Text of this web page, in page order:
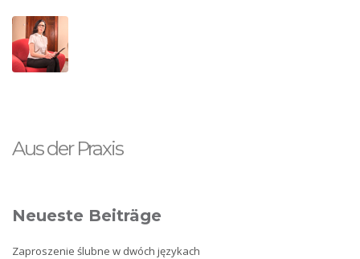
Aus der Praxis
Neueste Beiträge
Zaproszenie ślubne w dwóch językach